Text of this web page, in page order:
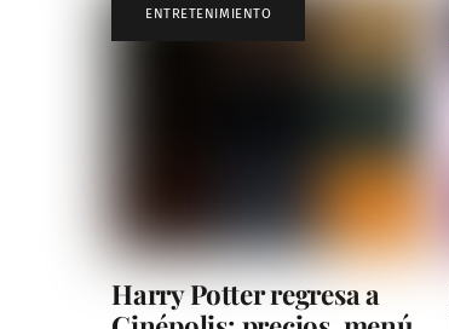
ENTRETENIMIENTO
Harry Potter regresa a